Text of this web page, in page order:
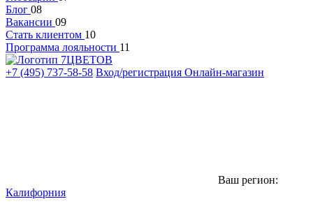
Блог 08
Вакансии 09
Стать клиентом 10
Программа лояльности 11
+7 (495) 737-58-58 Вход/регистрация Онлайн-магазин
Ваш регион:
Калифорния